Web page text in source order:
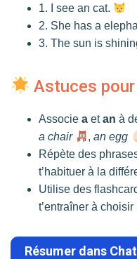
1. I see an cat.
2. She has a
3. The sun is
Astuces
Associe a etan à
a chair
,an egg
Répète des
t’habituer à la
Utilise des
t’entraîner à
Résumer dans